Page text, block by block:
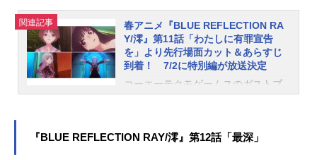
モモは反対。意見が割れた陽桜莉た
ちは、思い思いの時を過ごす…。そ
の頃、より強くなることを望む仁菜
は、紫乃から新たな指輪を受け取っ
ム”枠にて好評放送中・MBS：毎週金
関連記事
春アニメ『BLUE REFLECTION RA
Y/澪』第11話「わたしに有罪宣告
を」より先行場面カット＆あらすじ
到着！ 7/2に特別編が放送決定
コーエーテクモゲームスのガストブ
剣』を原点に、新たな少女たちの物
語を紡ぐ「BLUEREFLECTIONプロ
『BLUE REFLECTION RAY/澪』第12話「最深」